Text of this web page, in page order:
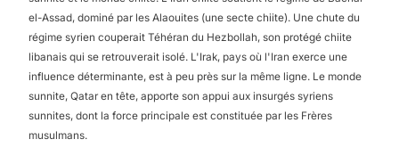
el-Assad, dominé par les Alaouites (une secte chiite). Une chute du
régime syrien couperait Téhéran du Hezbollah, son protégé chiite
libanais qui se retrouverait isolé. L'Irak, pays où l'Iran exerce une
influence déterminante, est à peu près sur la même ligne. Le monde
sunnite, Qatar en tête, apporte son appui aux insurgés syriens
sunnites, dont la force principale est constituée par les Frères
musulmans.